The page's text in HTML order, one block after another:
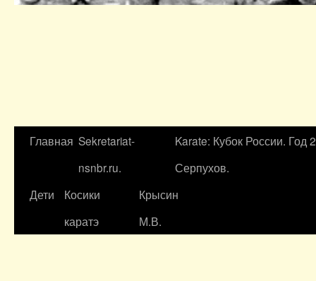
Главная Sekretariat-
nsnbr.ru.
Karate: Кубок России. Год
Серпухов.
Дети
Косики
каратэ
Крысин
М.В.